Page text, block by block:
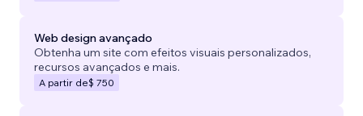
Web design avançado
Obtenha um site com efeitos visuais personalizados,
recursos avançados e mais.
A partir de$ 750